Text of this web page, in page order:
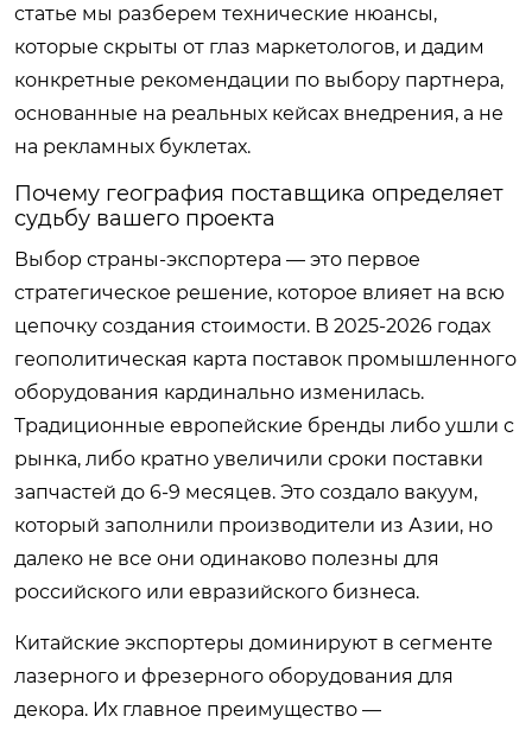
статье мы разберем технические нюансы,
которые скрыты от глаз маркетологов, и дадим
конкретные рекомендации по выбору партнера,
основанные на реальных кейсах внедрения, а не
на рекламных буклетах.
Почему география поставщика определяет
судьбу вашего проекта
Выбор страны-экспортера — это первое
стратегическое решение, которое влияет на всю
цепочку создания стоимости. В 2025-2026 годах
геополитическая карта поставок промышленного
оборудования кардинально изменилась.
Традиционные европейские бренды либо ушли с
рынка, либо кратно увеличили сроки поставки
запчастей до 6-9 месяцев. Это создало вакуум,
который заполнили производители из Азии, но
далеко не все они одинаково полезны для
российского или евразийского бизнеса.
Китайские экспортеры доминируют в сегменте
лазерного и фрезерного оборудования для
декора. Их главное преимущество —